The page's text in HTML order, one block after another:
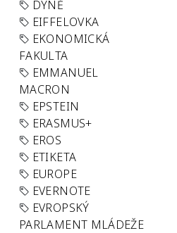
DÝNĚ
EIFFELOVKA
EKONOMICKÁ
FAKULTA
EMMANUEL
MACRON
EPSTEIN
ERASMUS+
EROS
ETIKETA
EUROPE
EVERNOTE
EVROPSKÝ
PARLAMENT MLÁDEŽE